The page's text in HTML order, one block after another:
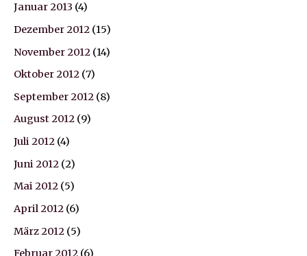
Januar 2013 (4)
Dezember 2012 (15)
November 2012 (14)
Oktober 2012 (7)
September 2012 (8)
August 2012 (9)
Juli 2012 (4)
Juni 2012 (2)
Mai 2012 (5)
April 2012 (6)
März 2012 (5)
Februar 2012 (6)